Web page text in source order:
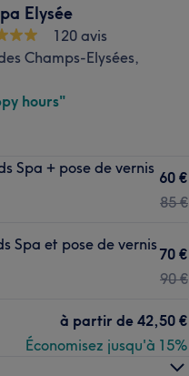
du visage, le maquillage
dans le 8e
rien qu'à vous grâce à
Que ce soit
de cocooning, le salon
mémorable.
Elysée
120 avis
Champs-Elysées,
hours"
Spa + pose de vernis
60 €
85 €
Spa et pose de vernis
70 €
90 €
à partir de 42,50 €
Économisez jusqu'à 15%